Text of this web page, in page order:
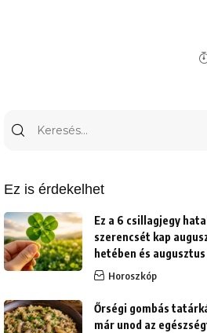
Ez is érdekelhet
Ez a 6 csillagjegy
szerencsét kap
hetében és
Horoszkóp
Őrségi gombás
már unod az